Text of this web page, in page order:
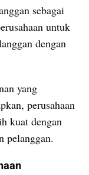
sebagai
untuk
dengan
yang
perusahaan
kuat dengan
pelanggan.